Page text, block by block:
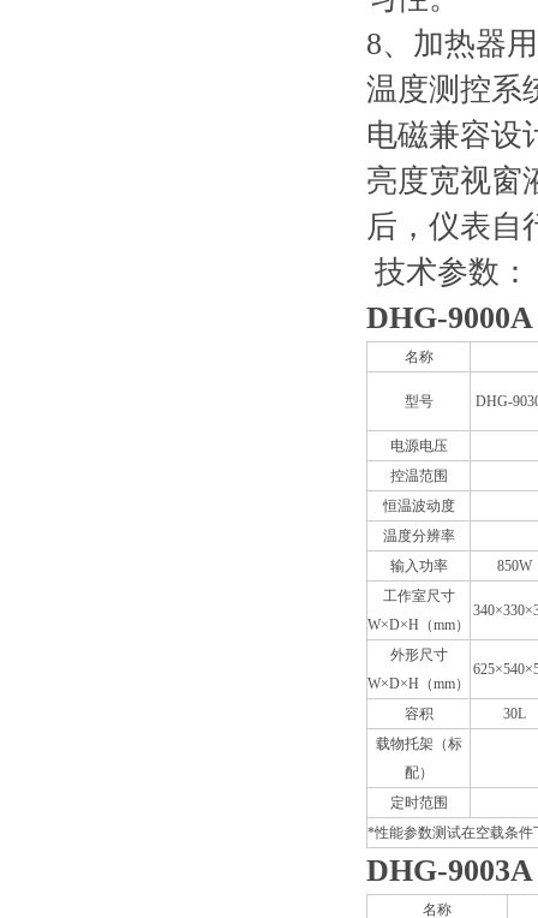
8、加热器
温度测控系
电磁兼容设
亮度宽视窗
后，仪表自
技术参数：
DHG-
名称
型号 DHG-
电源电压
控温范围
恒温波动度
温度分辨率
输入功率
850W
工作室尺寸
W×D×H（mm）
外形尺寸
W×D×H（mm）
容积
30L
载物托架（标
配）
定时范围
*性能参数测试在空载条
DHG-
名称